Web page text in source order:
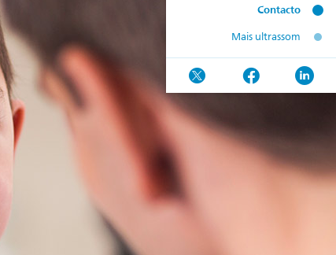
Contacto
Mais ultrassom